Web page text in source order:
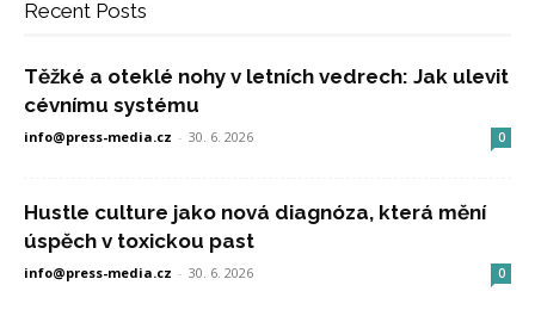
Recent Posts
Těžké a oteklé nohy v letních vedrech: Jak ulevit
cévnímu systému
info@press-media.cz - 30. 6. 2026 0
Hustle culture jako nová diagnóza, která mění
úspěch v toxickou past
info@press-media.cz - 30. 6. 2026 0